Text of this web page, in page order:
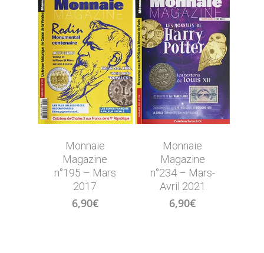
Monnaie
Magazine
n°195 – Mars
2017
6,90€
Monnaie
Magazine
n°234 – Mars-
Avril 2021
6,90€